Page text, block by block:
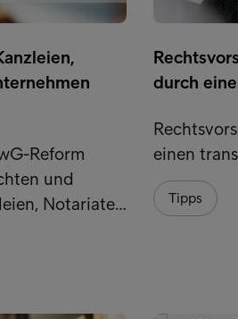
Reform
und
Notariate…
durch
einen
Tipps